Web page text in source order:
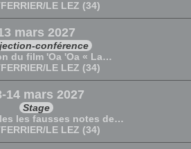
LE LEZ (34)
mars 2027
conférence
du film 'Oa 'Oa « La…
LE LEZ (34)
14 mars 2027
Stage
les fausses notes de…
LE LEZ (34)